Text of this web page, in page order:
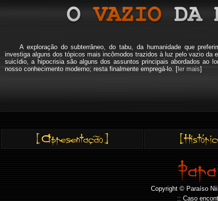
A exploração do subterrâneo, do tabu, da humanidade que
investiga alguns dos tópicos mais incômodos trazidos à luz pelo vazio da
suicídio, a hipocrisia são alguns dos assuntos principais abordados ao
nosso conhecimento moderno; resta finalmente empregá-lo. [ler mais]
Copyright © Paraíso
:: Caso